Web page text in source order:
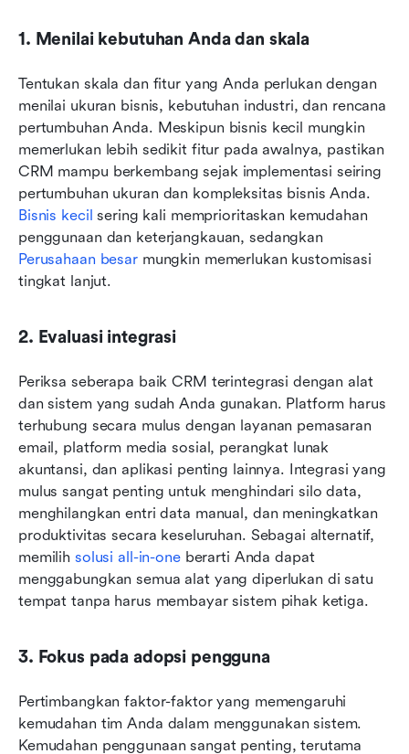
1. Menilai kebutuhan Anda dan skala
Tentukan skala dan fitur yang Anda perlukan dengan
menilai ukuran bisnis, kebutuhan industri, dan rencana
pertumbuhan Anda. Meskipun bisnis kecil mungkin
memerlukan lebih sedikit fitur pada awalnya, pastikan
CRM mampu berkembang sejak implementasi seiring
Bisnis kecil sering kali memprioritaskan kemudahan
Perusahaan besar mungkin memerlukan kustomisasi
tingkat lanjut.
2. Evaluasi integrasi
Periksa seberapa baik CRM terintegrasi dengan alat
dan sistem yang sudah Anda gunakan. Platform harus
terhubung secara mulus dengan layanan pemasaran
email, platform media sosial, perangkat lunak
akuntansi, dan aplikasi penting lainnya. Integrasi yang
mulus sangat penting untuk menghindari silo data,
menghilangkan entri data manual, dan meningkatkan
produktivitas secara keseluruhan. Sebagai alternatif,
memilih solusi all-in-one berarti Anda dapat
menggabungkan semua alat yang diperlukan di satu
tempat tanpa harus membayar sistem pihak ketiga.
3. Fokus pada adopsi pengguna
Pertimbangkan faktor-faktor yang memengaruhi
kemudahan tim Anda dalam menggunakan sistem.
Kemudahan penggunaan sangat penting, terutama